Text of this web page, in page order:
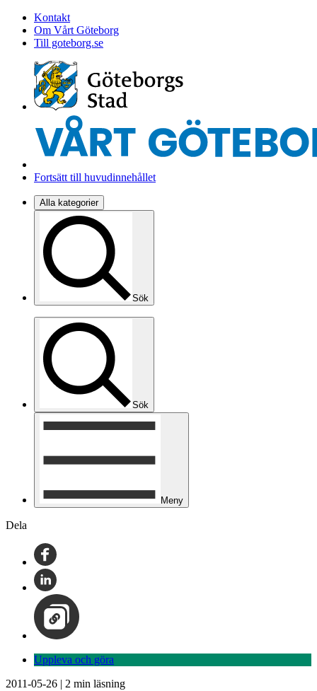
Kontakt
Om Vårt Göteborg
Till goteborg.se
Fortsätt till huvudinnehållet
Alla kategorier
Sök
Sök
Meny
Dela
Uppleva och göra
2011-05-26 | 2 min läsning